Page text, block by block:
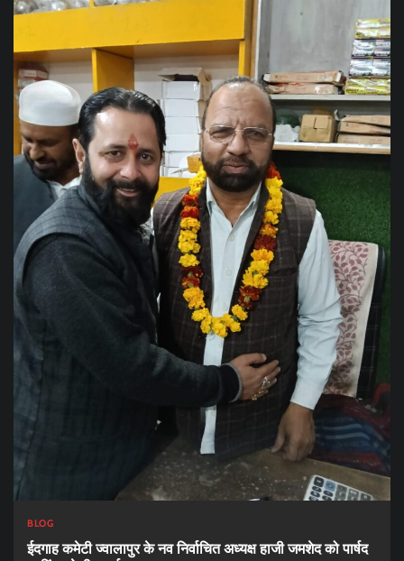
BLOG
ईदगाह कमेटी ज्वालापुर के नव निर्वाचित अध्यक्ष हाजी जमशेद को पार्षद